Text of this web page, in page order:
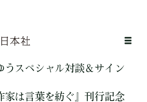
スペシャル対談＆サイン
家は言葉を紡ぐ』刊行記念